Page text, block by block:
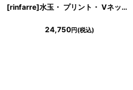
[rinfarre]水玉・ プリント・ Vネック・ ホルターネック・ シフォン・ ヘムデザイン・ ノースリーブ・ ロングドレス・ ワンピース[送料無料]mynv
24,750円(税込)